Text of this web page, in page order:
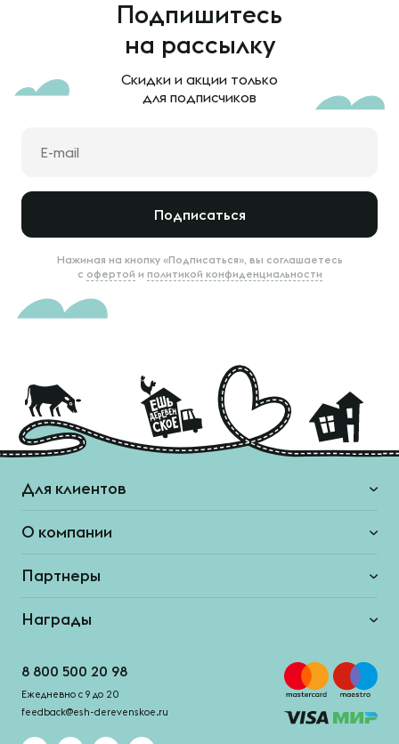
Подпишитесь
на рассылку
Скидки и акции только
для подписчиков
Подписаться
Нажимая на кнопку «Подписаться», вы соглашаетесь
с офертой и политикой конфиденциальности
Для клиентов
О компании
Партнеры
Награды
8 800 500 20 98
Ежедневно с 9 до 20
feedback@esh-derevenskoe.ru